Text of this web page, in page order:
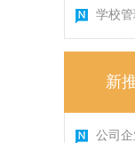
学校管
新
公司企